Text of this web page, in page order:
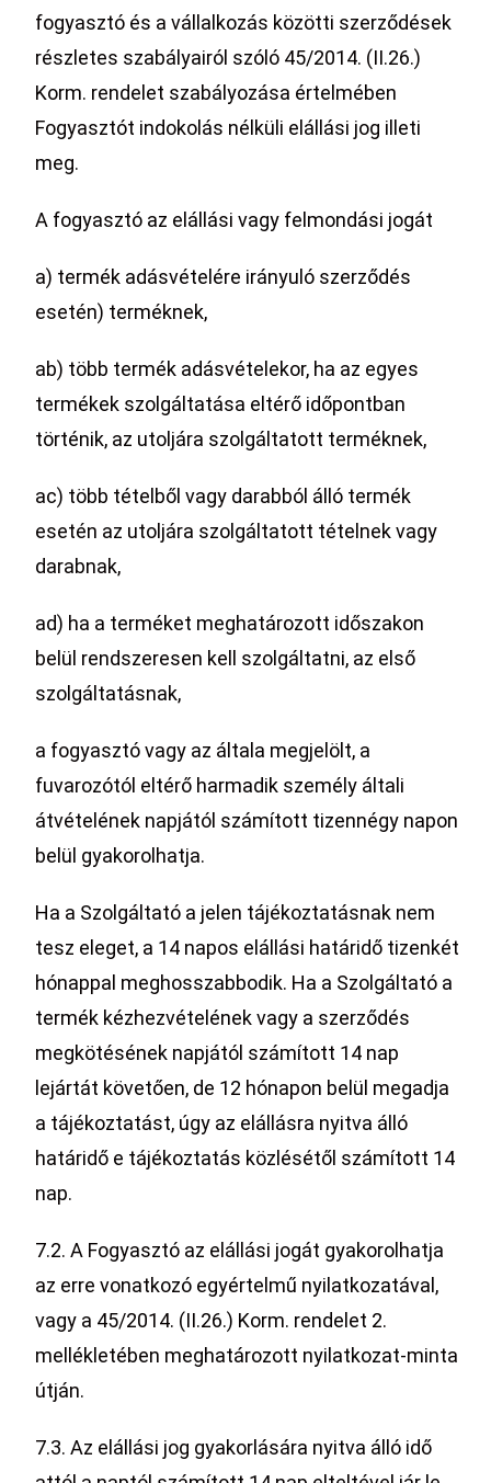
fogyasztó és a vállalkozás közötti szerződések
részletes szabályairól szóló 45/2014. (II.26.)
Korm. rendelet szabályozása értelmében
Fogyasztót indokolás nélküli elállási jog illeti
meg.
A fogyasztó az elállási vagy felmondási jogát
a) termék adásvételére irányuló szerződés
esetén) terméknek,
ab) több termék adásvételekor, ha az egyes
termékek szolgáltatása eltérő időpontban
történik, az utoljára szolgáltatott terméknek,
ac) több tételből vagy darabból álló termék
esetén az utoljára szolgáltatott tételnek vagy
darabnak,
ad) ha a terméket meghatározott időszakon
belül rendszeresen kell szolgáltatni, az első
szolgáltatásnak,
a fogyasztó vagy az általa megjelölt, a
fuvarozótól eltérő harmadik személy általi
átvételének napjától számított tizennégy napon
belül gyakorolhatja.
Ha a Szolgáltató a jelen tájékoztatásnak nem
tesz eleget, a 14 napos elállási határidő tizenkét
hónappal meghosszabbodik. Ha a Szolgáltató a
termék kézhezvételének vagy a szerződés
megkötésének napjától számított 14 nap
lejártát követően, de 12 hónapon belül megadja
a tájékoztatást, úgy az elállásra nyitva álló
határidő e tájékoztatás közlésétől számított 14
nap.
7.2. A Fogyasztó az elállási jogát gyakorolhatja
az erre vonatkozó egyértelmű nyilatkozatával,
vagy a 45/2014. (II.26.) Korm. rendelet 2.
mellékletében meghatározott nyilatkozat-minta
útján.
7.3. Az elállási jog gyakorlására nyitva álló idő